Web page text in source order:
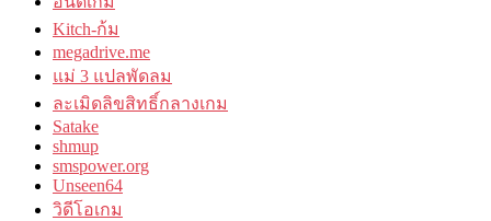
Kitch-ก้ม
megadrive.me
แม่ 3 แปลพัดลม
ละเมิดลิขสิทธิ์กลางเกม
Satake
shmup
smspower.org
Unseen64
วิดีโอเกม